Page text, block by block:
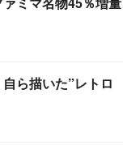
ら描いた”レトロ